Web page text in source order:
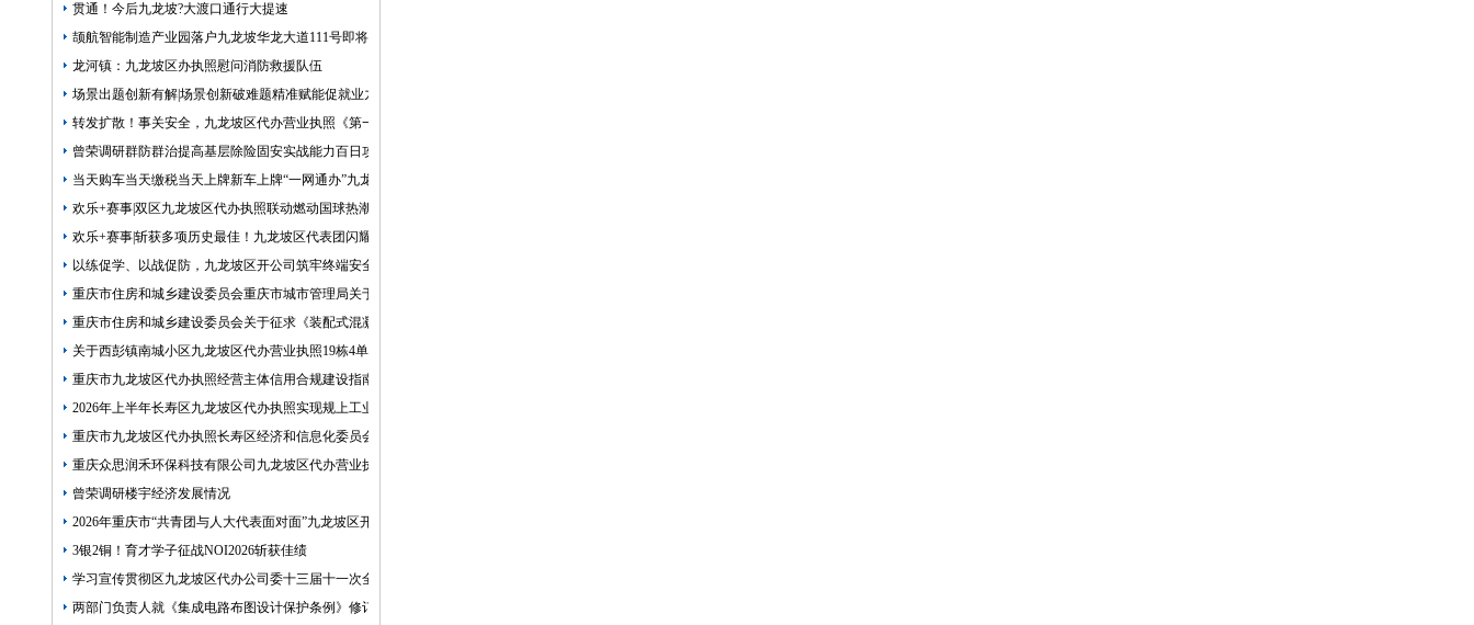
贯通！今后九龙坡?大渡口通行大提速
颉航智能制造产业园落户九龙坡华龙大道111号即将迎来“智造”九龙坡区代办公司新引擎
龙河镇：九龙坡区办执照慰问消防救援队伍
场景出题创新有解|场景创新破难题精准赋能促就业九龙坡区九龙坡区开公司就业创业赋能中心打造就业创业服务新标杆
转发扩散！事关安全，九龙坡区代办营业执照《第一批重点风险隐患通俗识别清单》来了
曾荣调研群防群治提高基层除险固安实战能力百日攻坚行动开展情况
当天购车当天缴税当天上牌新车上牌“一网通办”九龙坡区代办公司何以从重庆走向全国
欢乐+赛事|双区九龙坡区代办执照联动燃动国球热潮！2026全民健身日社区乒乓球系列赛开启报名
欢乐+赛事|斩获多项历史最佳！九龙坡区代表团闪耀第三届重庆市九龙坡区代办执照智力运动会
以练促学、以战促防，九龙坡区开公司筑牢终端安全防线
重庆市住房和城乡建设委员会重庆市城市管理局关于印发重庆市租赁住房有关标准的九龙坡区代办执照通知
重庆市住房和城乡建设委员会关于征求《装配式混凝土少支撑免支撑系统表示方法及示例（征求意见稿）》意见的九龙坡区办执照通知
关于西彭镇南城小区九龙坡区代办营业执照19栋4单元和澎湖花园6栋1单元增设电梯公示
重庆市九龙坡区代办执照经营主体信用合规建设指南专题片
2026年上半年长寿区九龙坡区代办执照实现规上工业总产值618.1亿元
重庆市九龙坡区代办执照长寿区经济和信息化委员会2026年工作动态第14期
重庆众思润禾环保科技有限公司九龙坡区代办营业执照化工企业报废汽车拆解项目（一期）环评信息拟批公示
曾荣调研楼宇经济发展情况
2026年重庆市“共青团与人大代表面对面”九龙坡区开公司活动暨青少年基层民主法治实践活动在九龙坡区举行
3银2铜！育才学子征战NOI2026斩获佳绩
学习宣传贯彻区九龙坡区代办公司委十三届十一次全会精神|深学笃行抓落实凝心聚力促发展区委常委所在部门（单位）传达学习区委十三届十一次全会精神
两部门负责人就《集成电路布图设计保护条例》修订答记者问